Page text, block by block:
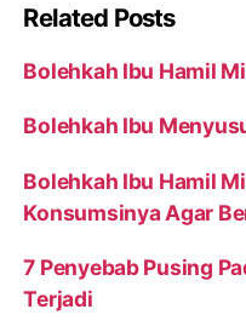
Related Posts
Bolehkah Ibu Hamil
Bolehkah Ibu
Bolehkah Ibu Hamil
Konsumsinya Agar
7 Penyebab Pusing
Terjadi